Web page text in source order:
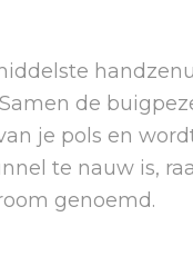
de
je pols en
te nauw is,
genoemd.